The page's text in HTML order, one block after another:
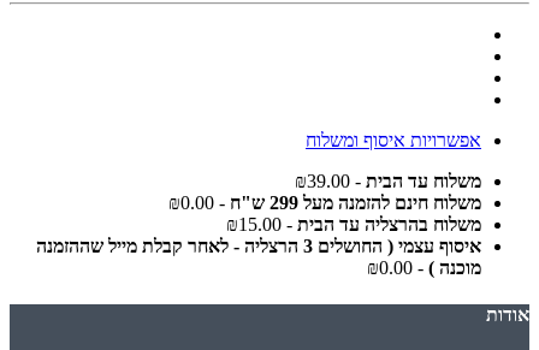
אפשרויות איסוף ומשלוח
משלוח עד הבית - ₪39.00
משלוח חינם להזמנה מעל 299 ש"ח
- ₪0.00
משלוח בהרצליה עד הבית - ₪15.00
איסוף עצמי ( החושלים 3 הרצליה - לאחר קבלת מייל שההזמנה
מוכנה ) - ₪0.00
אודות